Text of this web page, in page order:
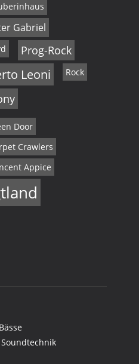
Gabriel
Prog-Rock
Leoni Rock
Door
Crawlers
Appice